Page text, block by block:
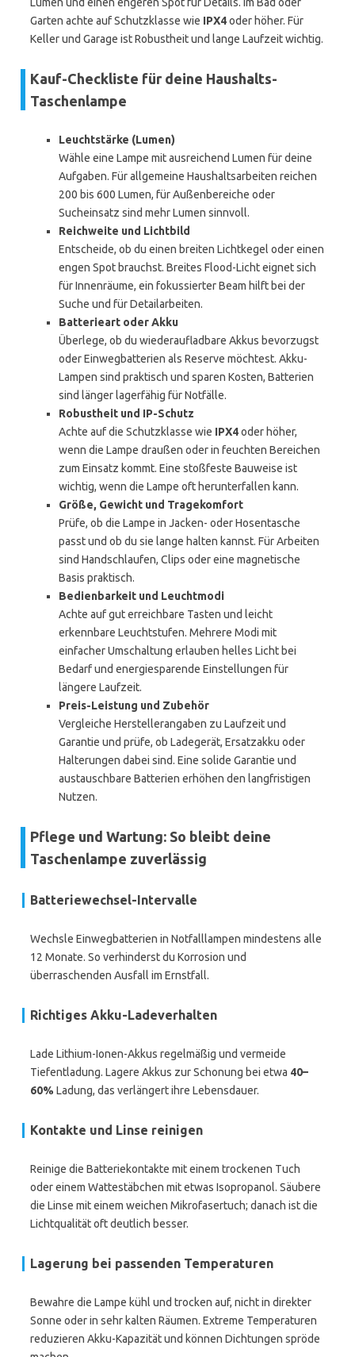
Garten achte auf Schutzklasse wie IPX4oder höher. Für
Keller und Garage ist Robustheit und lange Laufzeit wichtig.
Kauf-Checkliste für deine Haushalts-
Taschenlampe
Leuchtstärke (Lumen)
Wähle eine Lampe mit ausreichend Lumen für deine
Aufgaben. Für allgemeine Haushaltsarbeiten reichen
200 bis 600 Lumen, für Außenbereiche oder
Sucheinsatz sind mehr Lumen sinnvoll.
Reichweite und Lichtbild
Entscheide, ob du einen breiten Lichtkegel oder einen
engen Spot brauchst. Breites Flood-Licht eignet sich
für Innenräume, ein fokussierter Beam hilft bei der
Suche und für Detailarbeiten.
Batterieart oder Akku
Überlege, ob du wiederaufladbare Akkus bevorzugst
oder Einwegbatterien als Reserve möchtest. Akku-
Lampen sind praktisch und sparen Kosten, Batterien
sind länger lagerfähig für Notfälle.
Robustheit und IP-Schutz
Achte auf die Schutzklasse wie IPX4oder höher,
wenn die Lampe draußen oder in feuchten Bereichen
zum Einsatz kommt. Eine stoßfeste Bauweise ist
wichtig, wenn die Lampe oft herunterfallen kann.
Größe, Gewicht und Tragekomfort
Prüfe, ob die Lampe in Jacken- oder Hosentasche
passt und ob du sie lange halten kannst. Für Arbeiten
sind Handschlaufen, Clips oder eine magnetische
Basis praktisch.
Bedienbarkeit und Leuchtmodi
Achte auf gut erreichbare Tasten und leicht
erkennbare Leuchtstufen. Mehrere Modi mit
einfacher Umschaltung erlauben helles Licht bei
Bedarf und energiesparende Einstellungen für
längere Laufzeit.
Preis-Leistung und Zubehör
Vergleiche Herstellerangaben zu Laufzeit und
Garantie und prüfe, ob Ladegerät, Ersatzakku oder
Halterungen dabei sind. Eine solide Garantie und
austauschbare Batterien erhöhen den langfristigen
Nutzen.
Pflege und Wartung: So bleibt deine
Taschenlampe zuverlässig
Batteriewechsel-Intervalle
Wechsle Einwegbatterien in Notfalllampen mindestens alle
12 Monate. So verhinderst du Korrosion und
überraschenden Ausfall im Ernstfall.
Richtiges Akku-Ladeverhalten
Lade Lithium-Ionen-Akkus regelmäßig und vermeide
Tiefentladung. Lagere Akkus zur Schonung bei etwa 40–
60% Ladung, das verlängert ihre Lebensdauer.
Kontakte und Linse reinigen
Reinige die Batteriekontakte mit einem trockenen Tuch
oder einem Wattestäbchen mit etwas Isopropanol. Säubere
die Linse mit einem weichen Mikrofasertuch; danach ist die
Lichtqualität oft deutlich besser.
Lagerung bei passenden Temperaturen
Bewahre die Lampe kühl und trocken auf, nicht in direkter
Sonne oder in sehr kalten Räumen. Extreme Temperaturen
reduzieren Akku-Kapazität und können Dichtungen spröde